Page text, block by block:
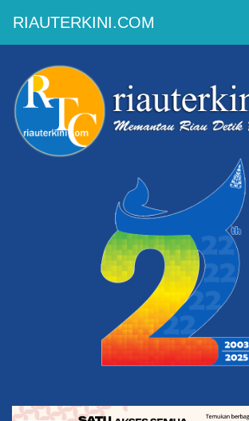
RIAUTERKINI.COM